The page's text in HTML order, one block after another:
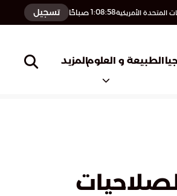
المتحدة الأمريكية1:08:59 صباحًا تسجيل
الطبيعة و العلومالمزيد